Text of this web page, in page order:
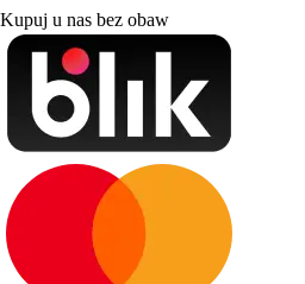
Kupuj u nas bez obaw